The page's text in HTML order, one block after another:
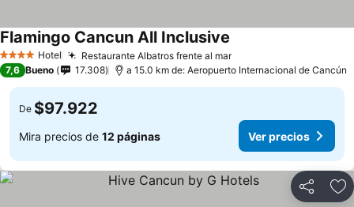
4 EstrellasHotel Restaurante Albatros frente al mar
Flamingo Cancun All Inclusive
7,6 Bueno 17.308 a 15.0 km de: Aeropuerto Internacional de Cancún
De $97.922
Mira precios de 12 páginas Ver precios
Compartir